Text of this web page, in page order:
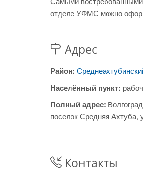
отделе УФМС можно
Адрес
Район:
Населённый пункт:
Полный адрес:
поселок Средняя Ахтуба,
Контакты